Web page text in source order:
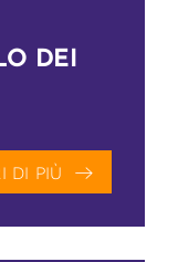
DEI
DI PIÙ